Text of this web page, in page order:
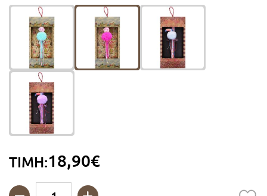
Λαμπάδες με αυτοκίνητα
Λαμπάδες Ρετρό
Λαμπάδες με αεροπλάνα
Λαμπάδες με πειρατές
ΤΙΜΗ:18,90€